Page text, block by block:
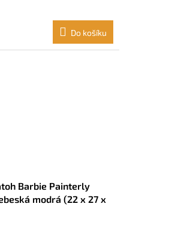
Do košíku
Barbie Painterly
modrá (22 x 27 x